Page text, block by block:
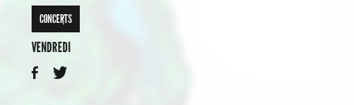
CONCERTS
VENDREDI